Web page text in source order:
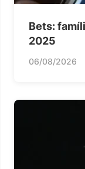
Bets:
2025
06/08/2026